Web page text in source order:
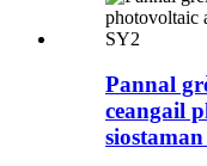
Pannal
ceangail